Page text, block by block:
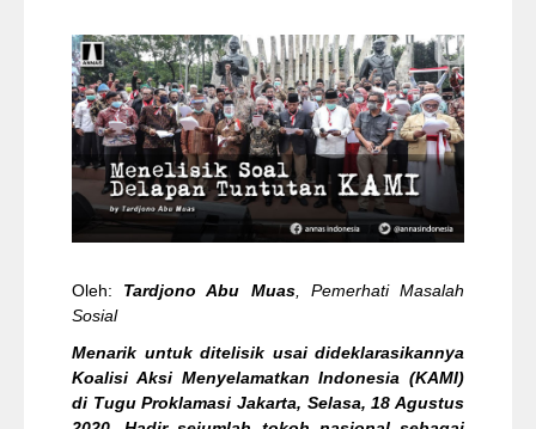
Kontak
Oleh: Tardjono Abu Muas, Pemerhati Masalah
Sosial
Menarik untuk ditelisik usai dideklarasikannya
Koalisi Aksi Menyelamatkan Indonesia (KAMI)
di Tugu Proklamasi Jakarta, Selasa, 18 Agustus